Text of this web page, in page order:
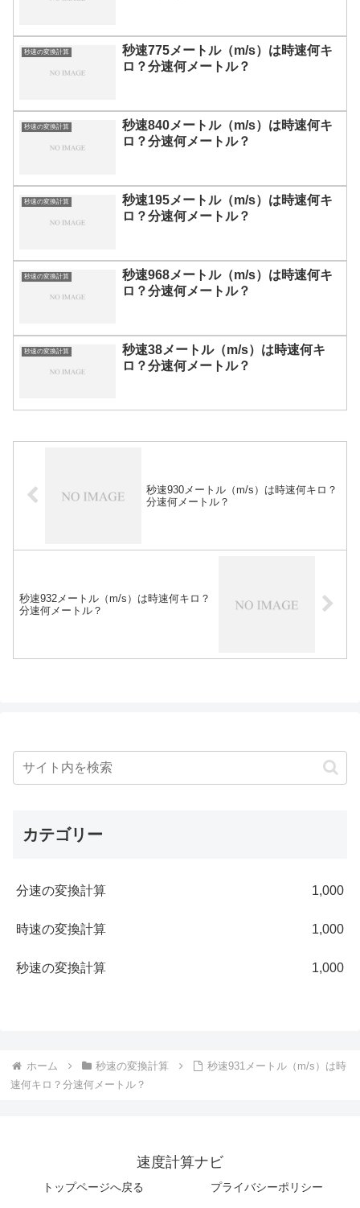
秒速の変換計算
秒速775メートル（m/s）は時速何キ
ロ？分速何メートル？
秒速の変換計算
秒速840メートル（m/s）は時速何キ
ロ？分速何メートル？
秒速の変換計算
秒速195メートル（m/s）は時速何キ
ロ？分速何メートル？
秒速の変換計算
秒速968メートル（m/s）は時速何キ
ロ？分速何メートル？
秒速の変換計算
秒速38メートル（m/s）は時速何キ
ロ？分速何メートル？
秒速930メートル（m/s）は時速何キロ？
分速何メートル？
秒速932メートル（m/s）は時速何キロ？
分速何メートル？
カテゴリー
分速の変換計算 1,000
時速の変換計算 1,000
秒速の変換計算 1,000
ホーム 秒速の変換計算
秒速931メートル（m/s）は時
速何キロ？分速何メートル？
速度計算ナビ
トップページへ戻る プライバシーポリシー